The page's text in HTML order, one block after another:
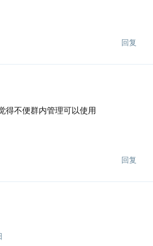
回复
得不便群内管理可以使用
回复